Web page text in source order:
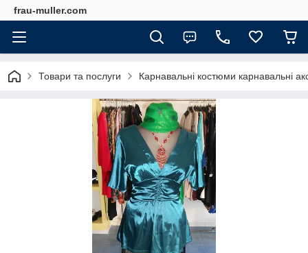
frau-muller.com
Товари та послуги Карнавальні костюми карнавальні